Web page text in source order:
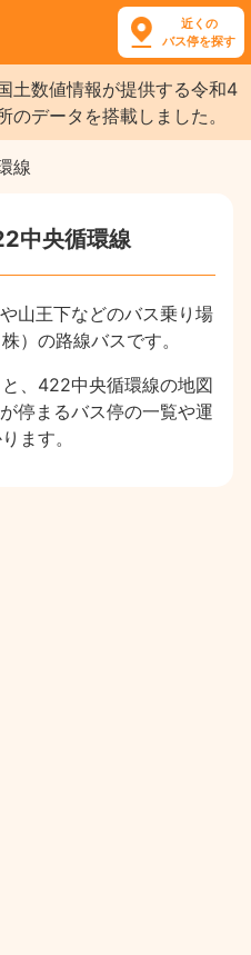
近くの
バス停を探す
土数値情報が提供する令和4
データを搭載しました。
線
中央循環線
山王下などのバス乗り場
）の路線バスです。
、422中央循環線の地図
停まるバス停の一覧や運
ます。